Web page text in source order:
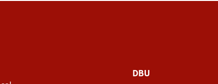
DBU